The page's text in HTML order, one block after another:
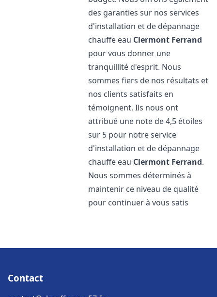
des garanties sur nos services
d'installation et de dépannage
chauffe eau Clermont Ferrand
pour vous donner une
tranquillité d'esprit. Nous
sommes fiers de nos résultats et
nos clients satisfaits en
témoignent. Ils nous ont
attribué une note de 4,5 étoiles
sur 5 pour notre service
d'installation et de dépannage
chauffe eau Clermont Ferrand.
Nous sommes déterminés à
maintenir ce niveau de qualité
pour continuer à vous satis
Contact